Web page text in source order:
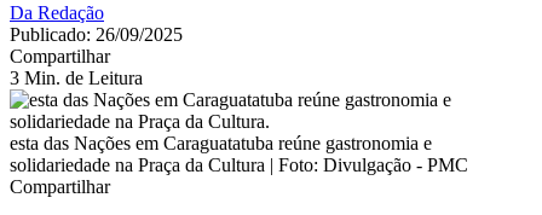
Da Redação
Publicado: 26/09/2025
Compartilhar
3 Min. de Leitura
esta das Nações em Caraguatatuba reúne gastronomia e
solidariedade na Praça da Cultura | Foto: Divulgação - PMC
Compartilhar